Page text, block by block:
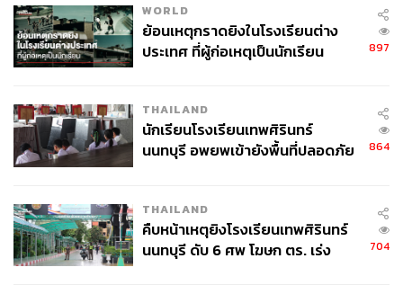
WORLD
ย้อนเหตุกราดยิงในโรงเรียนต่าง
ประเทศ ที่ผู้ก่อเหตุเป็นนักเรียน
897
THAILAND
นักเรียนโรงเรียนเทพศิรินทร์
นนทบุรี อพยพเข้ายังพื้นที่ปลอดภัย
864
THAILAND
คืบหน้าเหตุยิงโรงเรียนเทพศิรินทร์
นนทบุรี ดับ 6 ศพ โฆษก ตร. เร่ง
704